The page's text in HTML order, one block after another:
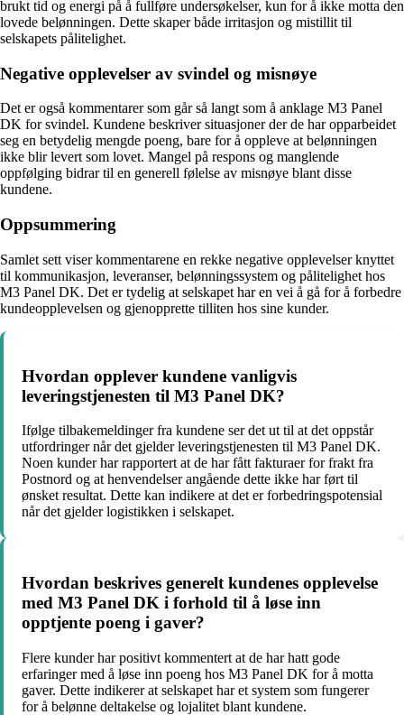
brukt tid og energi på å fullføre undersøkelser, kun for å ikke motta den
lovede belønningen. Dette skaper både irritasjon og mistillit til
selskapets pålitelighet.
Negative opplevelser av svindel og misnøye
Det er også kommentarer som går så langt som å anklage M3 Panel
DK for svindel. Kundene beskriver situasjoner der de har opparbeidet
seg en betydelig mengde poeng, bare for å oppleve at belønningen
ikke blir levert som lovet. Mangel på respons og manglende
oppfølging bidrar til en generell følelse av misnøye blant disse
kundene.
Oppsummering
Samlet sett viser kommentarene en rekke negative opplevelser knyttet
til kommunikasjon, leveranser, belønningssystem og pålitelighet hos
M3 Panel DK. Det er tydelig at selskapet har en vei å gå for å forbedre
kundeopplevelsen og gjenopprette tilliten hos sine kunder.
Hvordan opplever kundene vanligvis
leveringstjenesten til M3 Panel DK?
Ifølge tilbakemeldinger fra kundene ser det ut til at det oppstår
utfordringer når det gjelder leveringstjenesten til M3 Panel DK.
Noen kunder har rapportert at de har fått fakturaer for frakt fra
Postnord og at henvendelser angående dette ikke har ført til
ønsket resultat. Dette kan indikere at det er forbedringspotensial
når det gjelder logistikken i selskapet.
Hvordan beskrives generelt kundenes opplevelse
med M3 Panel DK i forhold til å løse inn
opptjente poeng i gaver?
Flere kunder har positivt kommentert at de har hatt gode
erfaringer med å løse inn poeng hos M3 Panel DK for å motta
gaver. Dette indikerer at selskapet har et system som fungerer
for å belønne deltakelse og lojalitet blant kundene.